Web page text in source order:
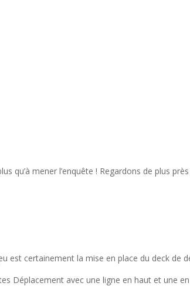
qu’à mener l’enquête ! Regardons de plus
est certainement la mise en place du deck de
Déplacement avec une ligne en haut et une